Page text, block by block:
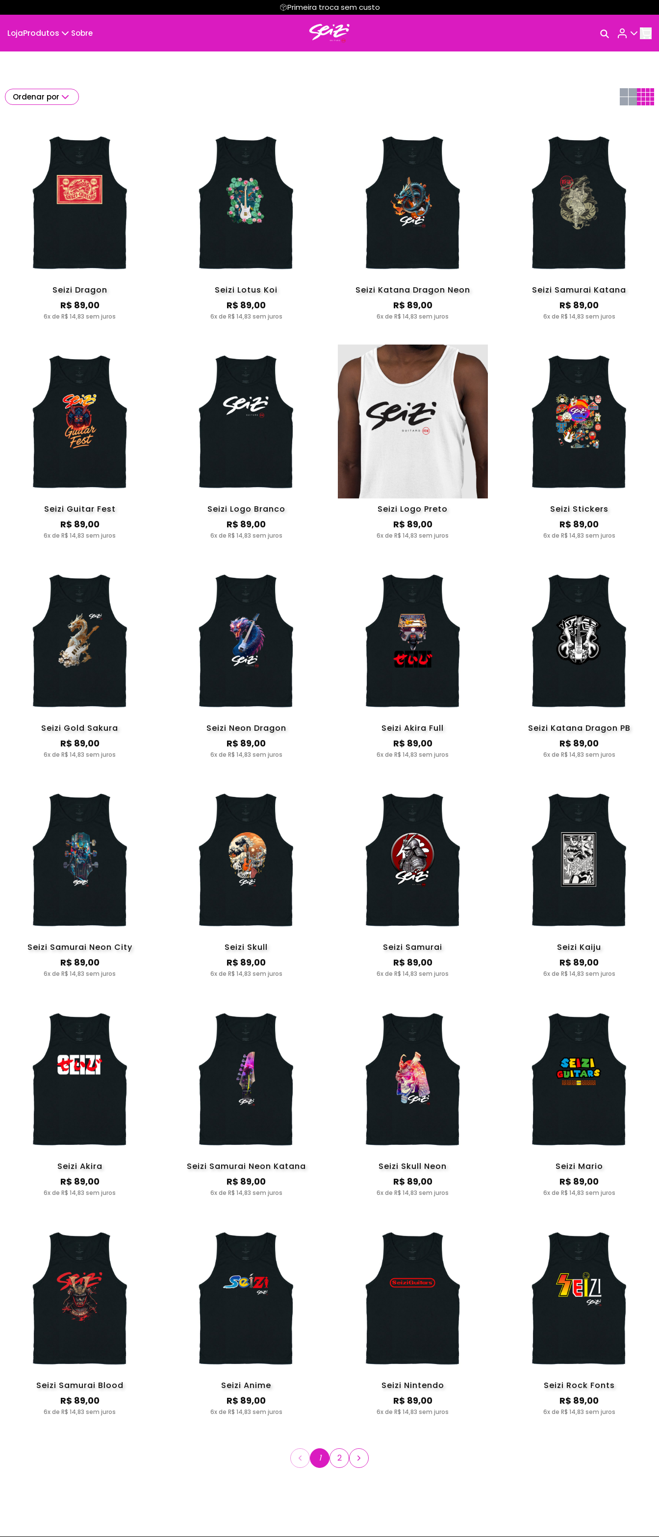
Primeira troca sem custo
LojaProdutos
Body Infantil
Sobre
Ordenar por
Seizi Dragon
R$ 89,00
6x de R$ 14,83 sem juros
Seizi Lotus Koi
R$ 89,00
6x de R$ 14,83 sem juros
Seizi Katana Dragon Neon
R$ 89,00
6x de R$ 14,83 sem juros
Seizi Samurai Katana
R$ 89,00
6x de R$ 14,83 sem juros
Seizi Guitar Fest
R$ 89,00
6x de R$ 14,83 sem juros
Seizi Logo Branco
R$ 89,00
6x de R$ 14,83 sem juros
Seizi Logo Preto
R$ 89,00
6x de R$ 14,83 sem juros
Seizi Stickers
R$ 89,00
6x de R$ 14,83 sem juros
Seizi Gold Sakura
R$ 89,00
6x de R$ 14,83 sem juros
Seizi Neon Dragon
R$ 89,00
6x de R$ 14,83 sem juros
Seizi Akira Full
R$ 89,00
6x de R$ 14,83 sem juros
Seizi Katana Dragon PB
R$ 89,00
6x de R$ 14,83 sem juros
Seizi Samurai Neon City
R$ 89,00
6x de R$ 14,83 sem juros
Seizi Skull
R$ 89,00
6x de R$ 14,83 sem juros
Seizi Samurai
R$ 89,00
6x de R$ 14,83 sem juros
Seizi Kaiju
R$ 89,00
6x de R$ 14,83 sem juros
Seizi Akira
R$ 89,00
6x de R$ 14,83 sem juros
Seizi Samurai Neon Katana
R$ 89,00
6x de R$ 14,83 sem juros
Seizi Skull Neon
R$ 89,00
6x de R$ 14,83 sem juros
Seizi Mario
R$ 89,00
6x de R$ 14,83 sem juros
Seizi Samurai Blood
R$ 89,00
6x de R$ 14,83 sem juros
Seizi Anime
R$ 89,00
6x de R$ 14,83 sem juros
Seizi Nintendo
R$ 89,00
6x de R$ 14,83 sem juros
Seizi Rock Fonts
R$ 89,00
6x de R$ 14,83 sem juros
1 2